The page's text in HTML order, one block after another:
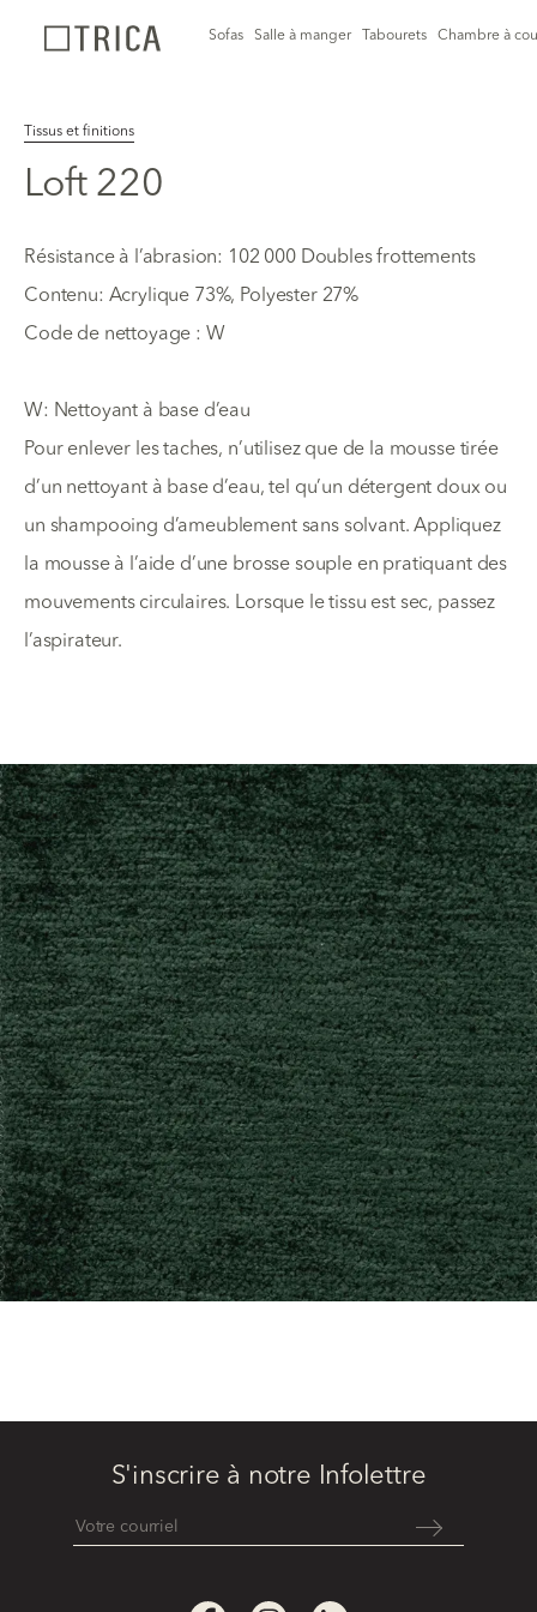
Sofas Salle à manger Tabourets Chambre à
Tissus et finitions
Loft 220
Résistance à l’abrasion: 102 000 Doubles frottements
Contenu: Acrylique 73%, Polyester 27%
Code de nettoyage : W
W: Nettoyant à base d’eau
Pour enlever les taches, n’utilisez que de la mousse tirée
d’un nettoyant à base d’eau, tel qu’un détergent doux ou
un shampooing d’ameublement sans solvant. Appliquez
la mousse à l’aide d’une brosse souple en pratiquant des
mouvements circulaires. Lorsque le tissu est sec, passez
l’aspirateur.
S'inscrire à notre Infolettre